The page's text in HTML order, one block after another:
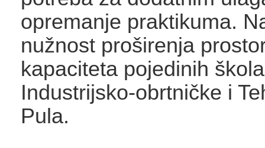
opremanje praktikuma.
nužnost proširenja
kapaciteta pojedinih
Industrijsko-obrtničke i
Pula.